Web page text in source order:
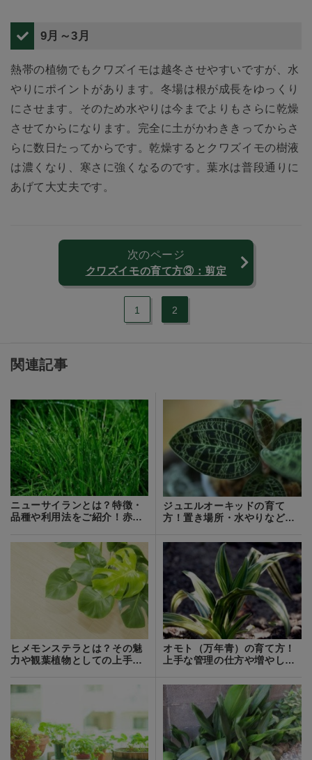
9月～3月
熱帯の植物でもクワズイモは越冬させやすいですが、水
やりにポイントがあります。冬場は根が成長をゆっくり
にさせます。そのため水やりは今までよりもさらに乾燥
させてからになります。完全に土がかわききってからさ
らに数日たってからです。乾燥するとクワズイモの樹液
は濃くなり、寒さに強くなるのです。葉水は普段通りに
あげて大丈夫です。
次のページ
クワズイモの育て方③：剪定
1 2
関連記事
ニューサイランとは？特徴・
品種や利用法をご紹介！赤い
ジュエルオーキッドの育て
方！置き場所・水やりなど枯
ヒメモンステラとは？その魅
力や観葉植物としての上手な
オモト（万年青）の育て方！
上手な管理の仕方や増やし方